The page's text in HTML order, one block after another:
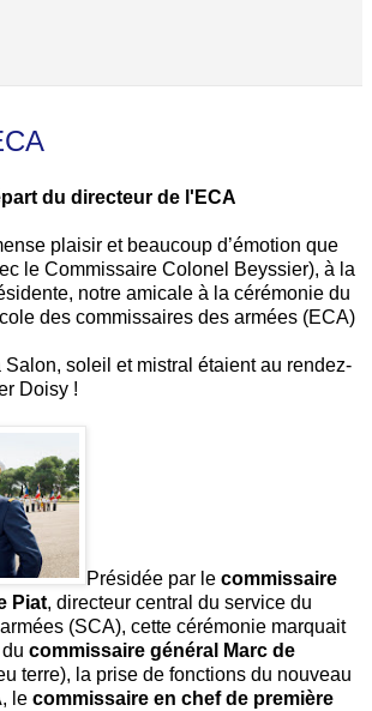
du directeur de l'ECA
plaisir et beaucoup d’émotion que
le Commissaire Colonel Beyssier), à la
notre amicale à la cérémonie du
des commissaires des armées (ECA)
soleil et mistral étaient au rendez-
Doisy !
Présidée par le commissaire
Piat, directeur central du service du
(SCA), cette cérémonie marquait
commissaire général Marc de
terre), la prise de fonctions du nouveau
le commissaire en chef de première